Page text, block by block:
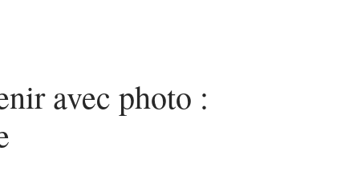
avec photo :